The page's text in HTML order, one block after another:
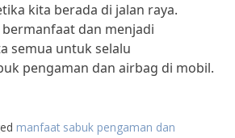
kita berada di jalan raya.
dan menjadi
semua untuk selalu
pengaman dan airbag di mobil.
manfaat sabuk pengaman dan